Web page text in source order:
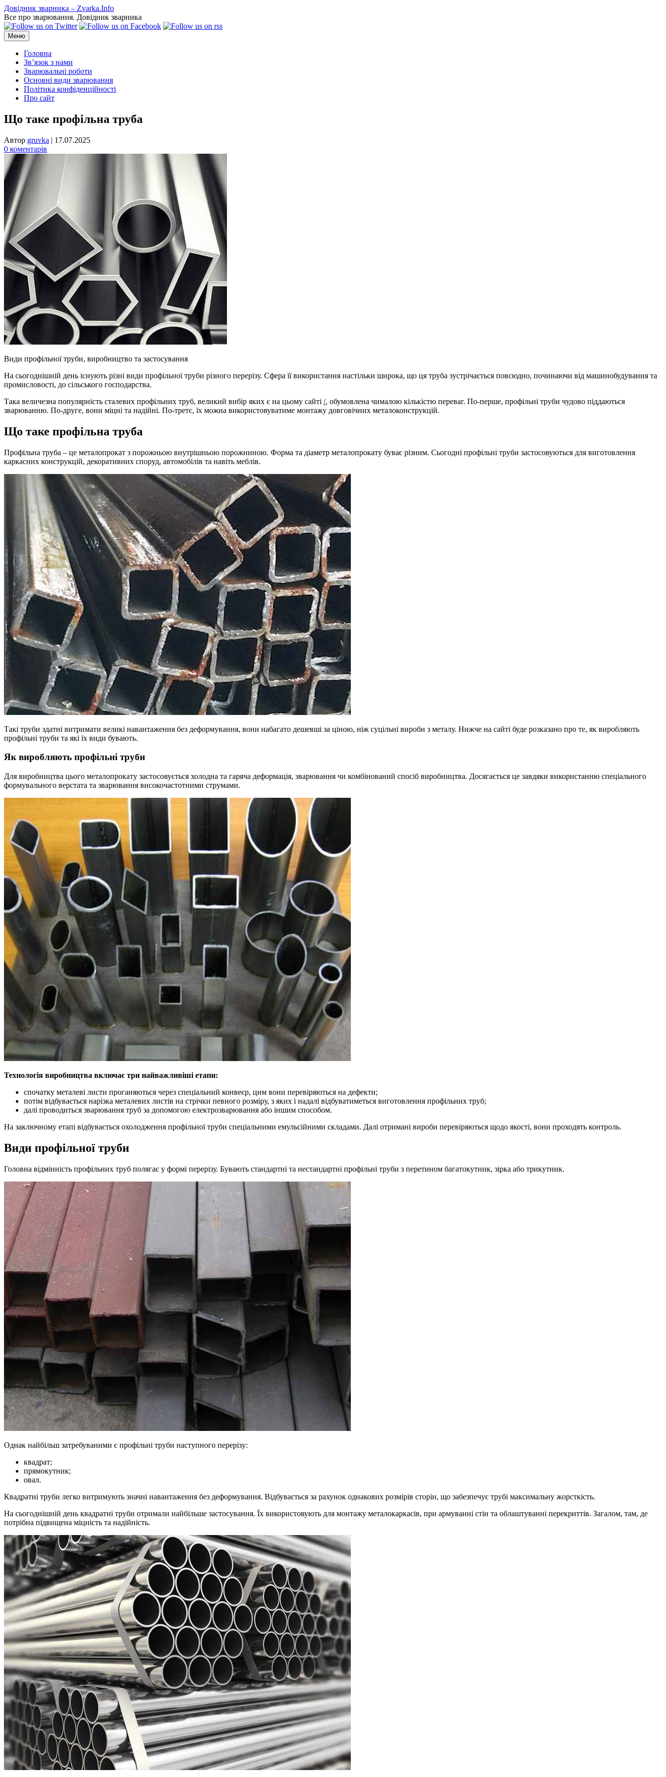
Перейти
до
вмісту
Довідник зварника – Zvarka.Info
Все про зварювання. Довідник зварника
Меню
Головна
Зв’язок з нами
Зварювальні роботи
Основні види зварювання
Політика конфіденційності
Про сайт
Що таке профільна труба
Автор gruvka | 17.07.2025
0 коментарів
Види профільної труби, виробництво та застосування
На сьогоднішній день існують різні види профільної труби різного перерізу. Сфера її використання настільки широка, що ця труба зустрічається повсюдно, починаючи від машинобудування та
промисловості, до сільського господарства.
Така величезна популярність сталевих профільних труб, великий вибір яких є на цьому сайті /, обумовлена чималою кількістю переваг. По-перше, профільні труби чудово піддаються
зварюванню. По-друге, вони міцні та надійні. По-третє, їх можна використовуватиме монтажу довговічних металоконструкцій.
Що таке профільна труба
Профільна труба – це металопрокат з порожньою внутрішньою порожниною. Форма та діаметр металопрокату буває різним. Сьогодні профільні труби застосовуються для виготовлення
каркасних конструкцій, декоративних споруд, автомобілів та навіть меблів.
Такі труби здатні витримати великі навантаження без деформування, вони набагато дешевші за ціною, ніж суцільні вироби з металу. Нижче на сайті буде розказано про те, як виробляють
профільні труби та які їх види бувають.
Як виробляють профільні труби
Для виробництва цього металопрокату застосовується холодна та гаряча деформація, зварювання чи комбінований спосіб виробництва. Досягається це завдяки використанню спеціального
формувального верстата та зварювання високочастотними струмами.
Технологія виробництва включає три найважливіші етапи:
спочатку металеві листи проганяються через спеціальний конвеєр, цим вони перевіряються на дефекти;
потім відбувається нарізка металевих листів на стрічки певного розміру, з яких і надалі відбуватиметься виготовлення профільних труб;
далі проводиться зварювання труб за допомогою електрозварювання або іншим способом.
На заключному етапі відбувається охолодження профільної труби спеціальними емульсійними складами. Далі отримані вироби перевіряються щодо якості, вони проходять контроль.
Види профільної труби
Головна відмінність профільних труб полягає у формі перерізу. Бувають стандартні та нестандартні профільні труби з перетином багатокутник, зірка або трикутник.
Однак найбільш затребуваними є профільні труби наступного перерізу:
квадрат;
прямокутник;
овал.
Квадратні труби легко витримують значні навантаження без деформування. Відбувається за рахунок однакових розмірів сторін, що забезпечує трубі максимальну жорсткість.
На сьогоднішній день квадратні труби отримали найбільше застосування. Їх використовують для монтажу металокаркасів, при армуванні стін та облаштуванні перекриттів. Загалом, там, де
потрібна підвищена міцність та надійність.